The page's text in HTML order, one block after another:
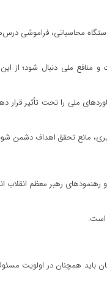
محاسباتی، فراموشی
منافع ملی دنبال شود؛ از این
ملی را تحت تأثیر قرار
مانع تحقق اهداف دشمن
رهنمودهای رهبر معظم انقلاب
است.
باید همچنان در اولویت